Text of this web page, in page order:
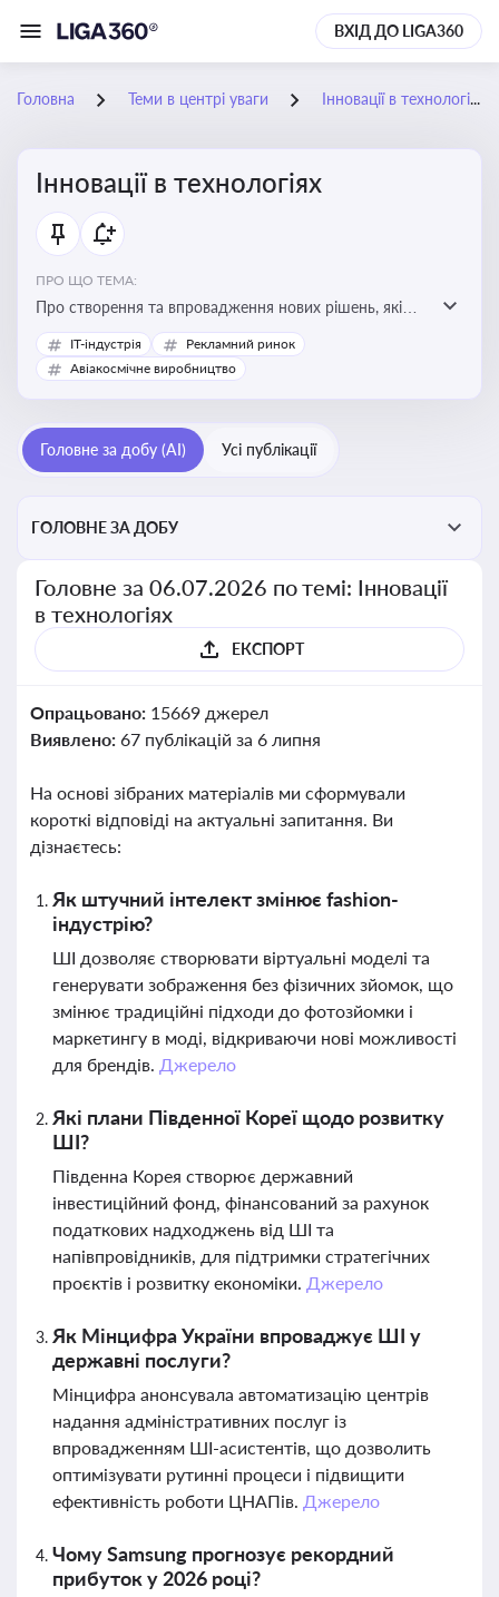
ВХІД ДО LIGA360
Головна Теми в центрі уваги Інновації в технологіях
Інновації в технологіях
ПРО ЩО ТЕМА:
Про створення та впровадження нових рішень, які
покращують ефективність, функціональність або
можливості технологічних продуктів і процесів.
IT-індустрія
Рекламний ринок
Авіакосмічне виробництво
Головне за добу (AI) Усі публікації
ГОЛОВНЕ ЗА ДОБУ
Головне за 06.07.2026 по темі: Інновації
в технологіях
ЕКСПОРТ
Опрацьовано: 15669 джерел
Виявлено: 67 публікацій за 6 липня
На основі зібраних матеріалів ми сформували
короткі відповіді на актуальні запитання. Ви
дізнаєтесь:
Як штучний інтелект змінює fashion-
індустрію?
ШІ дозволяє створювати віртуальні моделі та
генерувати зображення без фізичних зйомок, що
змінює традиційні підходи до фотозйомки і
маркетингу в моді, відкриваючи нові можливості
для брендів. Джерело
Які плани Південної Кореї щодо розвитку
ШІ?
Південна Корея створює державний
інвестиційний фонд, фінансований за рахунок
податкових надходжень від ШІ та
напівпровідників, для підтримки стратегічних
проєктів і розвитку економіки. Джерело
Як Мінцифра України впроваджує ШІ у
державні послуги?
Мінцифра анонсувала автоматизацію центрів
надання адміністративних послуг із
впровадженням ШІ-асистентів, що дозволить
оптимізувати рутинні процеси і підвищити
ефективність роботи ЦНАПів. Джерело
Чому Samsung прогнозує рекордний
прибуток у 2026 році?